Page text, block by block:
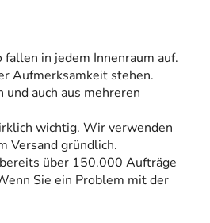
in jedem Innenraum auf.
Aufmerksamkeit stehen.
und auch aus mehreren
wichtig. Wir verwenden
Versand gründlich.
über 150.000 Aufträge
Sie ein Problem mit der